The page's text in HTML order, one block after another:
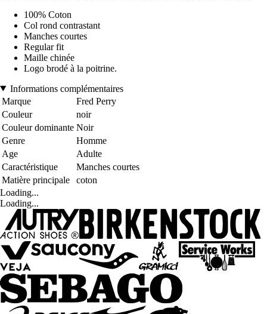
100% Coton
Col rond contrastant
Manches courtes
Regular fit
Maille chinée
Logo brodé à la poitrine.
Informations complémentaires
Marque
Fred Perry
Couleur
noir
Couleur dominante Noir
Genre
Homme
Age
Adulte
Caractéristique
Manches courtes
Matière principale
coton
Loading...
Loading...